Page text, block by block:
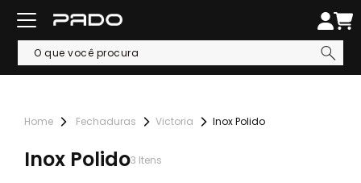
Fechaduras Victoria Inox Polido
Inox Polido3 Itens